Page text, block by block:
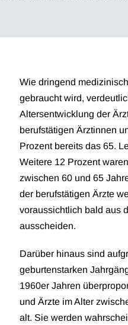
Wie dringend
gebraucht wird,
Altersentwicklung der
berufstätigen Ärztinnen
Prozent bereits das 65.
Weitere 12 Prozent
zwischen 60 und 65
der berufstätigen Ärzte
voraussichtlich bald aus
ausscheiden.
Darüber hinaus sind
geburtenstarken
1960er Jahren
und Ärzte im Alter
alt. Sie werden